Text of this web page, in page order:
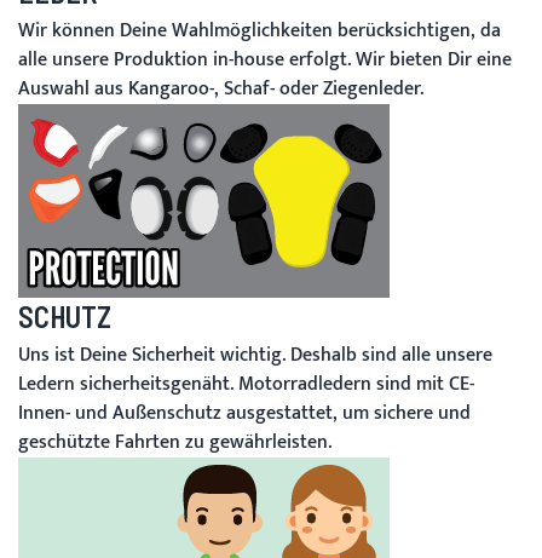
Wir können Deine Wahlmöglichkeiten berücksichtigen, da
alle unsere Produktion in-house erfolgt. Wir bieten Dir eine
Auswahl aus Kangaroo-, Schaf- oder Ziegenleder.
SCHUTZ
Uns ist Deine Sicherheit wichtig. Deshalb sind alle unsere
Ledern sicherheitsgenäht. Motorradledern sind mit CE-
Innen- und Außenschutz ausgestattet, um sichere und
geschützte Fahrten zu gewährleisten.